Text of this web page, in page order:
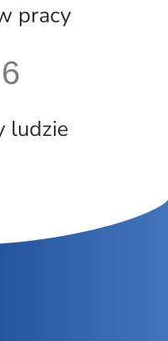
pracy
ludzie